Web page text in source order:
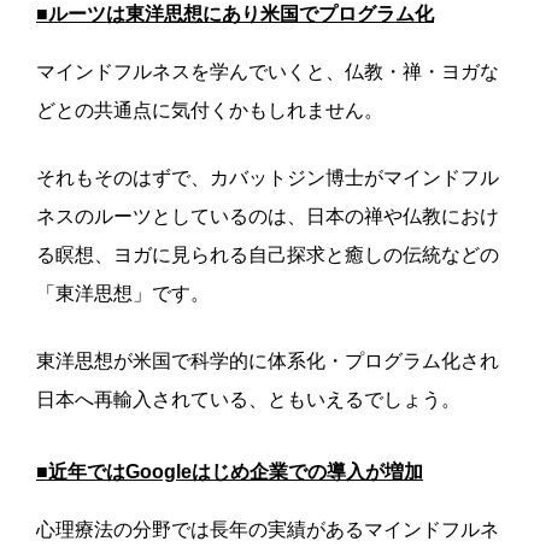
■ルーツは東洋思想にあり米国でプログラム化
マインドフルネスを学んでいくと、仏教・禅・ヨガな
どとの共通点に気付くかもしれません。
それもそのはずで、カバットジン博士がマインドフル
ネスのルーツとしているのは、日本の禅や仏教におけ
る瞑想、ヨガに見られる自己探求と癒しの伝統などの
「東洋思想」です。
東洋思想が米国で科学的に体系化・プログラム化され
日本へ再輸入されている、ともいえるでしょう。
■近年ではGoogleはじめ企業での導入が増加
心理療法の分野では長年の実績があるマインドフルネ